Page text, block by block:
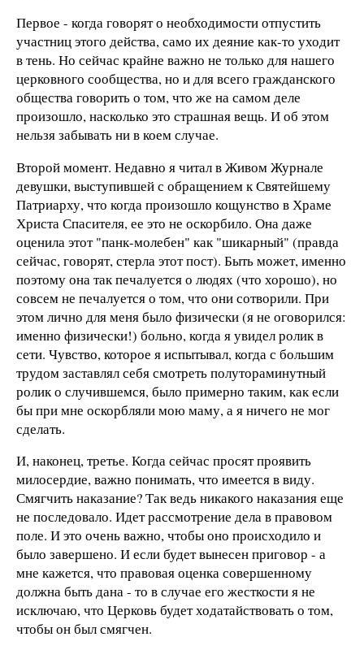
Первое - когда говорят о необходимости отпустить
участниц этого действа, само их деяние как-то уходит
в тень. Но сейчас крайне важно не только для нашего
церковного сообщества, но и для всего гражданского
общества говорить о том, что же на самом деле
произошло, насколько это страшная вещь. И об этом
нельзя забывать ни в коем случае.
Второй момент. Недавно я читал в Живом Журнале
девушки, выступившей с обращением к Святейшему
Патриарху, что когда произошло кощунство в Храме
Христа Спасителя, ее это не оскорбило. Она даже
оценила этот "панк-молебен" как "шикарный" (правда
сейчас, говорят, стерла этот пост). Быть может, именно
поэтому она так печалуется о людях (что хорошо), но
совсем не печалуется о том, что они сотворили. При
этом лично для меня было физически (я не оговорился:
именно физически!) больно, когда я увидел ролик в
сети. Чувство, которое я испытывал, когда с большим
трудом заставлял себя смотреть полутораминутный
ролик о случившемся, было примерно таким, как если
бы при мне оскорбляли мою маму, а я ничего не мог
сделать.
И, наконец, третье. Когда сейчас просят проявить
милосердие, важно понимать, что имеется в виду.
Смягчить наказание? Так ведь никакого наказания еще
не последовало. Идет рассмотрение дела в правовом
поле. И это очень важно, чтобы оно происходило и
было завершено. И если будет вынесен приговор - а
мне кажется, что правовая оценка совершенному
должна быть дана - то в случае его жесткости я не
исключаю, что Церковь будет ходатайствовать о том,
чтобы он был смягчен.